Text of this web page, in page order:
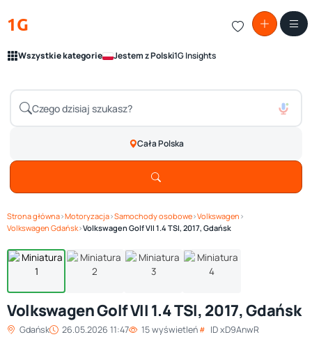
1G
Wszystkie kategorie Jestem z Polski1G Insights
Cała Polska
Strona główna›Motoryzacja›Samochody osobowe›Volkswagen ›
Volkswagen Gdańsk›Volkswagen Golf VII 1.4 TSI, 2017, Gdańsk
1/ 4 Zobacz galerię
Volkswagen Golf VII 1.4 TSI, 2017, Gdańsk
Gdańsk 26.05.2026 11:47 15 wyświetleń ID xD9AnwR